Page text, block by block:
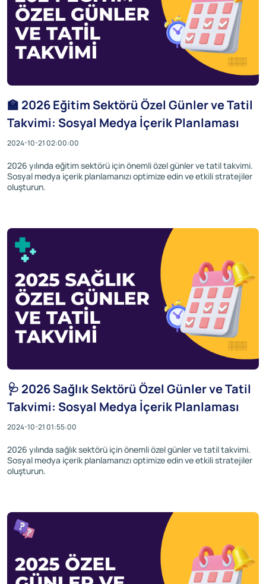
🏫 2026 Eğitim Sektörü Özel Günler ve Tatil
Takvimi: Sosyal Medya İçerik Planlaması
2024-10-21 02:00:00
2026 yılında eğitim sektörü için önemli özel günler ve tatil takvimi.
Sosyal medya içerik planlamanızı optimize edin ve etkili stratejiler
oluşturun.
🩺 2026 Sağlık Sektörü Özel Günler ve Tatil
Takvimi: Sosyal Medya İçerik Planlaması
2024-10-21 01:55:00
2026 yılında sağlık sektörü için önemli özel günler ve tatil takvimi.
Sosyal medya içerik planlamanızı optimize edin ve etkili stratejiler
oluşturun.